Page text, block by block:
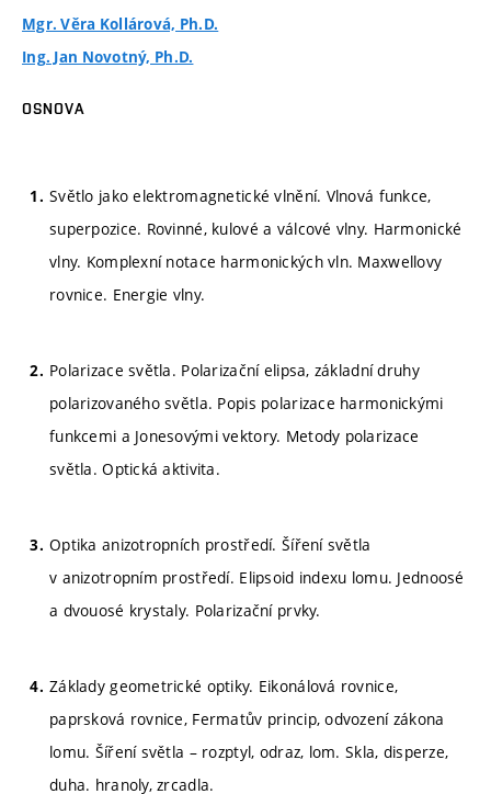
Mgr. Věra Kollárová, Ph.D.
Ing. Jan Novotný, Ph.D.
OSNOVA
Světlo jako elektromagnetické vlnění. Vlnová funkce,
superpozice. Rovinné, kulové a válcové vlny. Harmonické
vlny. Komplexní notace harmonických vln. Maxwellovy
rovnice. Energie vlny.
Polarizace světla. Polarizační elipsa, základní druhy
polarizovaného světla. Popis polarizace harmonickými
funkcemi a Jonesovými vektory. Metody polarizace
světla. Optická aktivita.
Optika anizotropních prostředí. Šíření světla
v anizotropním prostředí. Elipsoid indexu lomu. Jednoosé
a dvouosé krystaly. Polarizační prvky.
Základy geometrické optiky. Eikonálová rovnice,
paprsková rovnice, Fermatův princip, odvození zákona
lomu. Šíření světla – rozptyl, odraz, lom. Skla, disperze,
duha. hranoly, zrcadla.